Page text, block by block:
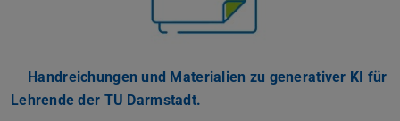
Handreichungen und Materialien zu generativer KI für
Lehrende der TU Darmstadt.